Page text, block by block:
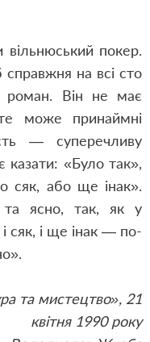
покер.
на всі сто
роман. Він не має
може принаймні
— суперечливу
казати: «Було так»,
сяк, або ще інак».
ясно, так, як у
сяк, і ще інак — по-
та мистецтво», 21
квітня 1990 року